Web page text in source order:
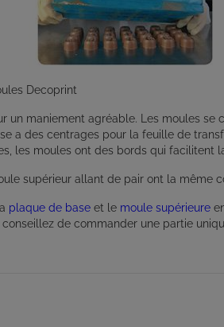
Decoprint
un maniement agréable. Les moules
a des centrages pour la feuille de
les moules ont des bords qui facilitent
supérieur allant de pair ont la même
plaque de base et le moule supérieure
de commander une partie